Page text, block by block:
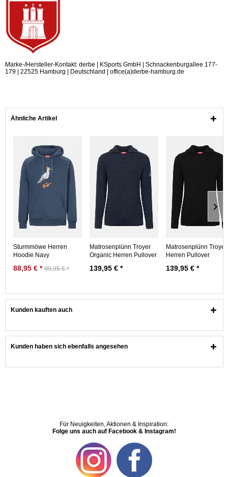
Marke-/Hersteller-Kontakt: derbe | KSports GmbH | Schnackenburgallee 177-
179 | 22525 Hamburg | Deutschland | office(a)derbe-hamburg.de
Ähnliche Artikel
Sturmmöwe Herren
Hoodie Navy
88,95 € * 99,95 € *
Matrosenplünn Troyer
Organic Herren Pullover
139,95 € *
Matrosenplünn Troyer
Herren Pullover
139,95 € *
Kunden kauften auch
Kunden haben sich ebenfalls angesehen
Für Neuigkeiten, Aktionen & Inspiration:
Folge uns auch auf Facebook & Instagram!